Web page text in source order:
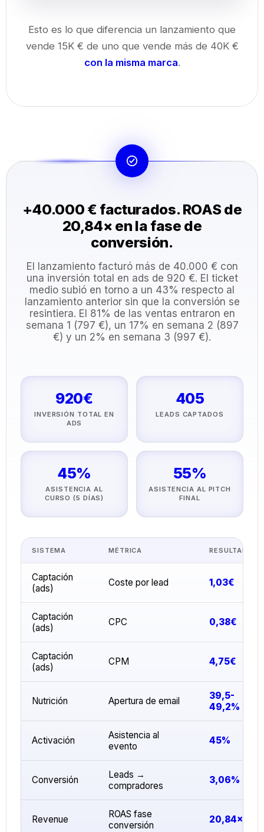
Esto es lo que diferencia un lanzamiento que
vende 15K € de uno que vende más de 40K €
con la misma marca.
+40.000 € facturados. ROAS de
20,84× en la fase de
conversión.
El lanzamiento facturó más de 40.000 € con
una inversión total en ads de 920 €. El ticket
medio subió en torno a un 43% respecto al
lanzamiento anterior sin que la conversión se
resintiera. El 81% de las ventas entraron en
semana 1 (797 €), un 17% en semana 2 (897
€) y un 2% en semana 3 (997 €).
920€
INVERSIÓN TOTAL EN
ADS
405
LEADS CAPTADOS
45%
ASISTENCIA AL
CURSO (5 DÍAS)
55%
ASISTENCIA AL PITCH
FINAL
SISTEMA MÉTRICA RESULTADO
Captación
(ads)
Coste por lead 1,03€
Captación
(ads)
CPC 0,38€
Captación
(ads)
CPM 4,75€
Nutrición Apertura de email
39,5-
49,2%
Activación
Asistencia al
evento
45%
Conversión
Leads →
compradores
3,06%
Revenue
ROAS fase
conversión
20,84×